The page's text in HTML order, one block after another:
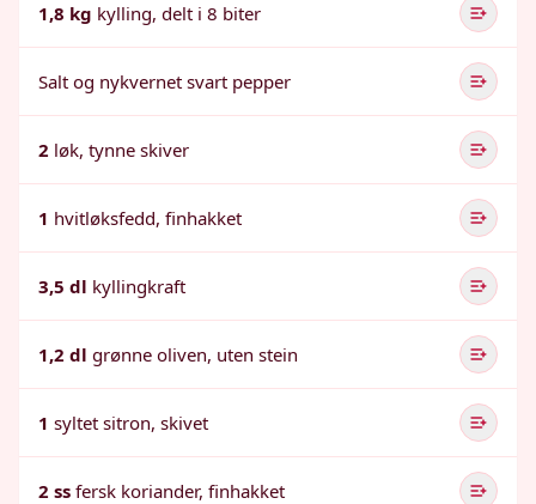
1,8 kg kylling, delt i 8 biter
Salt og nykvernet svart pepper
2 løk, tynne skiver
1 hvitløksfedd, finhakket
3,5 dl kyllingkraft
1,2 dl grønne oliven, uten stein
1 syltet sitron, skivet
2 ss fersk koriander, finhakket